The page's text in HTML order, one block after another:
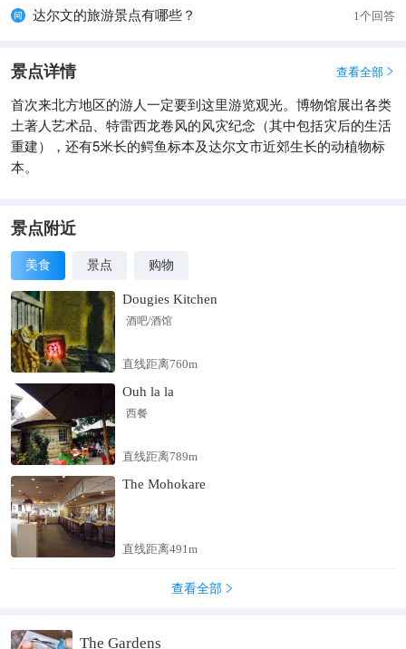
达尔文的旅游景点有哪些？ 1个回答
景点详情 查看全部 
首次来北方地区的游人一定要到这里游览观光。博物馆展出各类
土著人艺术品、特雷西龙卷风的风灾纪念（其中包括灾后的生活
重建），还有5米长的鳄鱼标本及达尔文市近郊生长的动植物标
本。
景点附近
美食 景点 购物
Dougies Kitchen
酒吧/酒馆
直线距离760m
Ouh la la
西餐
直线距离789m
The Mohokare
直线距离491m
查看全部 
The Gardens